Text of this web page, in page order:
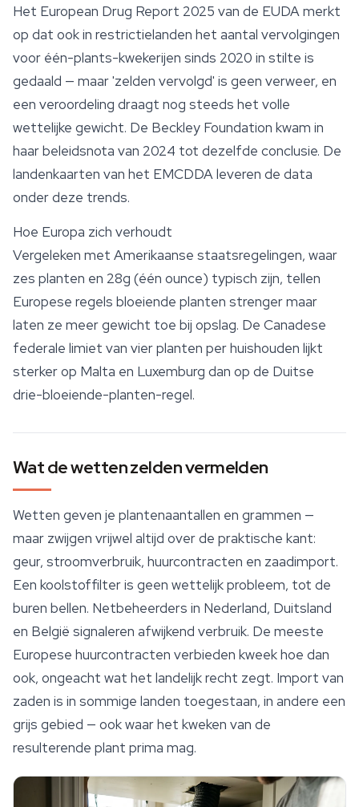
Het European Drug Report 2025 van de EUDA merkt
op dat ook in restrictielanden het aantal vervolgingen
voor één-plants-kwekerijen sinds 2020 in stilte is
gedaald — maar 'zelden vervolgd' is geen verweer, en
een veroordeling draagt nog steeds het volle
wettelijke gewicht. De Beckley Foundation kwam in
haar beleidsnota van 2024 tot dezelfde conclusie. De
landenkaarten van het EMCDDA leveren de data
onder deze trends.
Hoe Europa zich verhoudt
Vergeleken met Amerikaanse staatsregelingen, waar
zes planten en 28g (één ounce) typisch zijn, tellen
Europese regels bloeiende planten strenger maar
laten ze meer gewicht toe bij opslag. De Canadese
federale limiet van vier planten per huishouden lijkt
sterker op Malta en Luxemburg dan op de Duitse
drie-bloeiende-planten-regel.
Wat de wetten zelden vermelden
Wetten geven je plantenaantallen en grammen —
maar zwijgen vrijwel altijd over de praktische kant:
geur, stroomverbruik, huurcontracten en zaadimport.
Een koolstoffilter is geen wettelijk probleem, tot de
buren bellen. Netbeheerders in Nederland, Duitsland
en België signaleren afwijkend verbruik. De meeste
Europese huurcontracten verbieden kweek hoe dan
ook, ongeacht wat het landelijk recht zegt. Import van
zaden is in sommige landen toegestaan, in andere een
grijs gebied — ook waar het kweken van de
resulterende plant prima mag.